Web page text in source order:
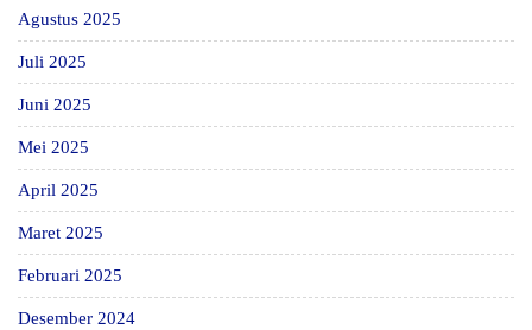
Agustus 2025
Juli 2025
Juni 2025
Mei 2025
April 2025
Maret 2025
Februari 2025
Desember 2024